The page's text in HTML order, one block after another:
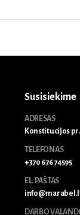
Susisiekime
ADRESAS
Konstitucijos
TELEFONAS
+370 676 74595
EL. PAŠTAS
DARBO